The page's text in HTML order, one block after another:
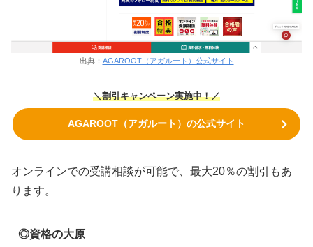
出典： AGAROOT（アガルート）公式サイト
＼割引キャンペーン実施中！／
AGAROOT（アガルート）の公式サイト
オンラインでの受講相談が可能で、最大20％の割引もあ
ります。
◎資格の大原